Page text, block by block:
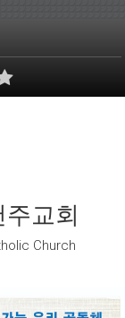
교회
Church